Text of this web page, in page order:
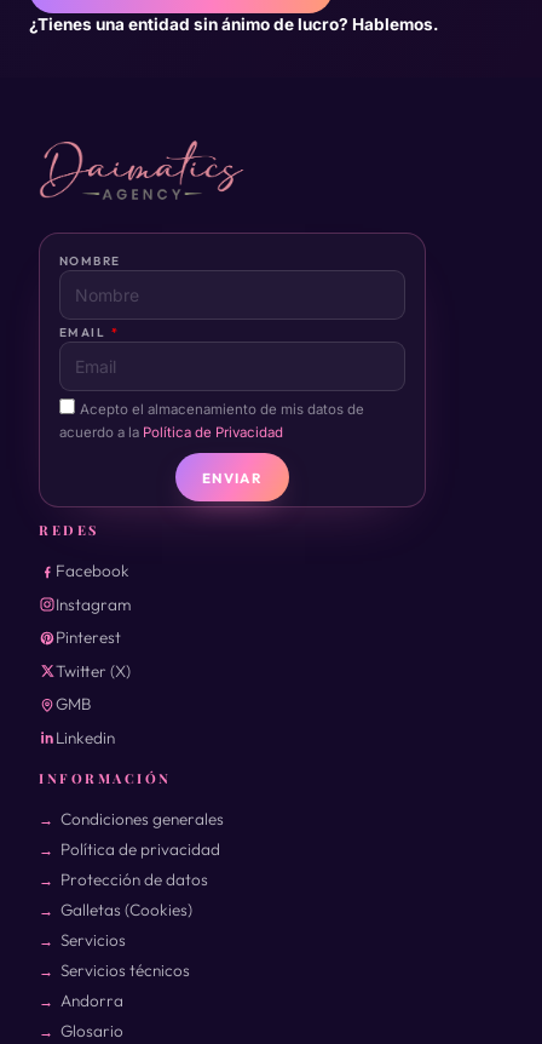
¿Tienes una entidad sin ánimo de lucro? Hablemos.
NOMBRE
EMAIL
Acepto el almacenamiento de mis datos de
acuerdo a la Política de Privacidad
ENVIAR
REDES
Facebook
Instagram
Pinterest
Twitter (X)
GMB
Linkedin
INFORMACIÓN
Condiciones generales
Política de privacidad
Protección de datos
Galletas (Cookies)
Servicios
Servicios técnicos
Andorra
Glosario